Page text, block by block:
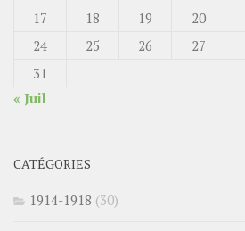
17
18 19 20
24
25 26 27
31
« Juil
CATÉGORIES
1914-1918 (30)